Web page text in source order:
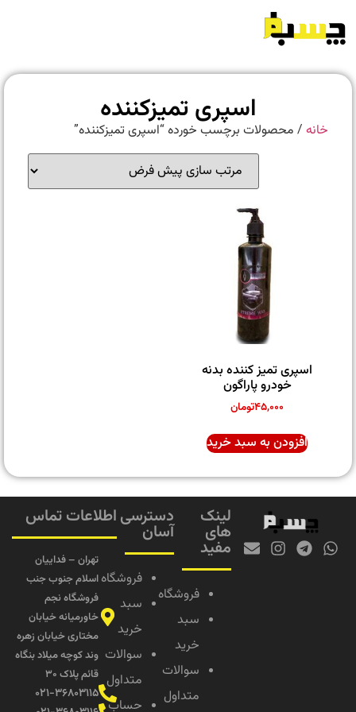
اسپری تمیزکننده
خانه/ محصولات برچسب خورده “اسپری تمیزکننده”
اسپری تمیز کننده بدنه
خودرو پاراگون
۴۵,۰۰۰تومان
افزودن به سبد خرید
لینک
های
مفید
فروشگاه
سبد
خرید
سوالات
متداول
دسترسی
آسان
فروشگاه
سبد
خرید
سوالات
متداول
حساب
اطلاعات تماس
تهران – فداییان
اسلام جنوب جنب
فروشگاه نجم
خاورمیانه خیابان
مختاری خیابان زهره
وند کوچه میلاد بنگاه
قائم پلاک ۳۰
۰۲۱-۳۶۸۰۳۱۱۵